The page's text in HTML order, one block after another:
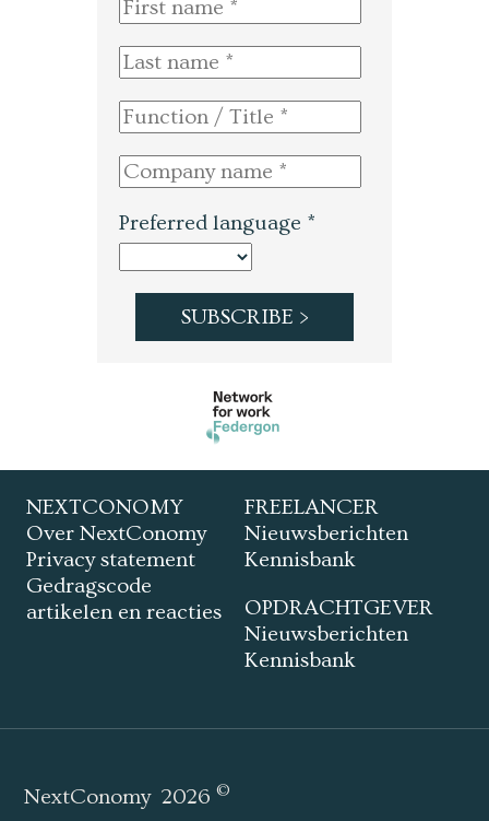
Preferred language *
NEXTCONOMY
Over NextConomy
Privacy statement
Gedragscode
artikelen en reacties
FREELANCER
Nieuwsberichten
Kennisbank
OPDRACHTGEVER
Nieuwsberichten
Kennisbank
NextConomy 2026©